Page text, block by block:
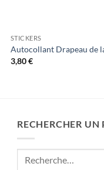
STICKERS
Autocollant Drapeau de
3,80€
RECHERCHER
Recherche